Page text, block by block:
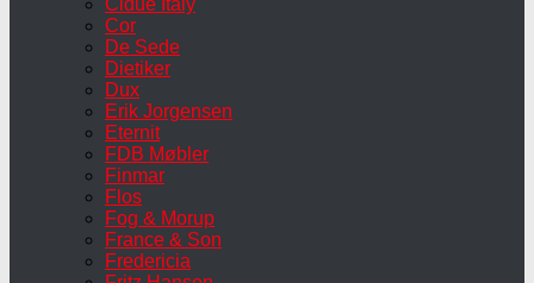
Cor
De Sede
Dietiker
Dux
Erik Jorgensen
Eternit
FDB Møbler
Finmar
Flos
Fog & Morup
France & Son
Fredericia